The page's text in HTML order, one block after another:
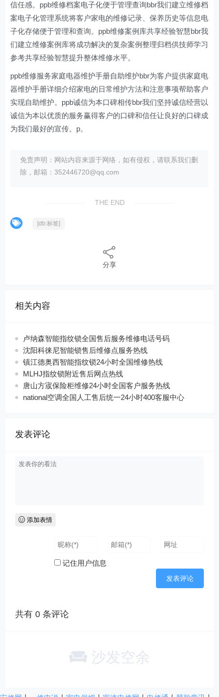
信任感。ppb维修档案电子化便于管理查询bbr我们建立维修档
案电子化管理系统将客户家电的维修记录、保养历史等信息电
子化存储便于管理和查询。ppb维修案例库共享经验智慧bbr我
们建立维修案例库将成功解决的复杂案例整理归档供技师学习
参考共享经验智慧提升整体维修水平。
ppb维修服务家庭电器维护手册自助维护bbr为客户提供家庭电
器维护手册详细介绍家电的日常维护方法和注意事项帮助客户
实现自助维护。ppb诚信为本口碑相传bbr我们坚持诚信经营以
诚信为本以优质的服务赢得客户的口碑和信任让良好的口碑成
为我们最好的宣传。p。
免责声明：网站内容来源于网络，如有侵权，请联系我们删
除，邮箱：352446720@qq.com
THE END
[db:标签]
分享
相关内容
卢纳森智能指纹锁全国售后服务维修电话号码
沈阳科徕尼智能锁售后维修点服务热线
镇江德奥西智能指纹锁24小时全国维修热线
MLHJ指纹锁附近售后网点热线
唐山方宬保险柜维修24小时全国客户服务热线
national空调全国人工售后统一24小时400客服中心
发表评论
添加表情
记住用户信息
共有0 条评论
沙发空余